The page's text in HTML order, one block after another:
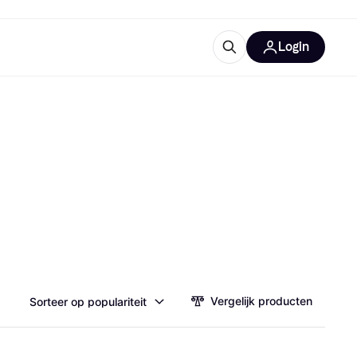
Login
Sorteer op populariteit Vergelijk producten